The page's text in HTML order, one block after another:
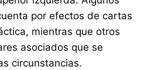
por efectos de cartas
mientras que otros
asociados que se
circunstancias.